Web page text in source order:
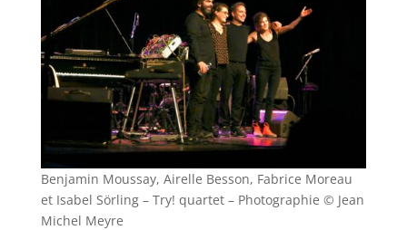
Benjamin Moussay, Airelle Besson, Fabrice Moreau
et Isabel Sörling – Try! quartet – Photographie © Jean
Michel Meyre